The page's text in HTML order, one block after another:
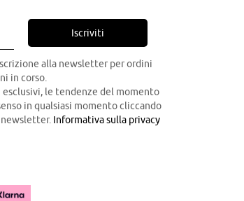
Iscriviti
alla newsletter per ordini
in corso.
le tendenze del momento
in qualsiasi momento cliccando
Informativa sulla privacy